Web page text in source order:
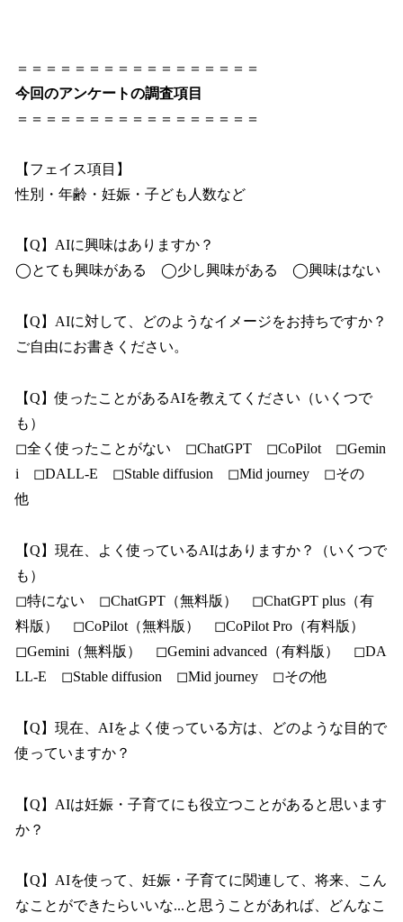
＝＝＝＝＝＝＝＝＝＝＝＝＝＝＝＝＝
今回のアンケートの調査項目
＝＝＝＝＝＝＝＝＝＝＝＝＝＝＝＝＝
【フェイス項目】
性別・年齢・妊娠・子ども人数など
【Q】AIに興味はありますか？
◯とても興味がある ◯少し興味がある ◯興味はない
【Q】AIに対して、どのようなイメージをお持ちですか？
ご自由にお書きください。
【Q】使ったことがあるAIを教えてください（いくつで
も）
◻︎全く使ったことがない ◻︎ChatGPT ◻︎CoPilot ◻︎Gemin
i ◻︎DALL-E ◻︎Stable diffusion ◻︎Mid journey ◻︎その
他
【Q】現在、よく使っているAIはありますか？（いくつで
も）
◻︎特にない ◻︎ChatGPT（無料版） ◻︎ChatGPT plus（有
料版） ◻︎CoPilot（無料版） ◻︎CoPilot Pro（有料版）
◻︎Gemini（無料版） ◻︎Gemini advanced（有料版） ◻︎DA
LL-E ◻︎Stable diffusion ◻︎Mid journey ◻︎その他
【Q】現在、AIをよく使っている方は、どのような目的で
使っていますか？
【Q】AIは妊娠・子育てにも役立つことがあると思います
か？
【Q】AIを使って、妊娠・子育てに関連して、将来、こん
なことができたらいいな...と思うことがあれば、どんなこ